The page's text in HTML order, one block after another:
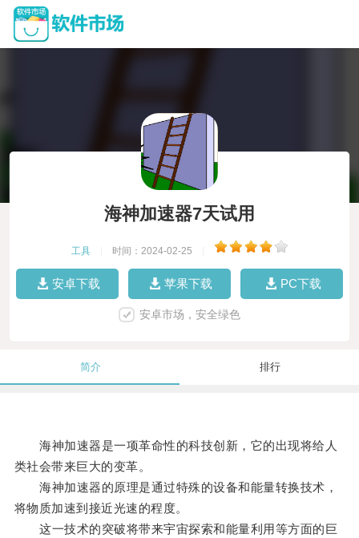
海神加速器7天试用
工具 时间：2024-02-25
安卓下载 苹果下载 PC下载
安卓市场，安全绿色
简介 排行
海神加速器是一项革命性的科技创新，它的出现将给人
类社会带来巨大的变革。
海神加速器的原理是通过特殊的设备和能量转换技术，
将物质加速到接近光速的程度。
这一技术的突破将带来宇宙探索和能量利用等方面的巨